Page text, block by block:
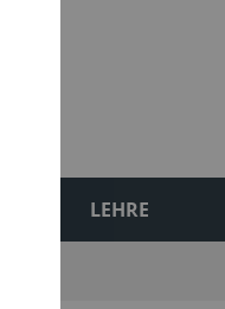
LEHRE